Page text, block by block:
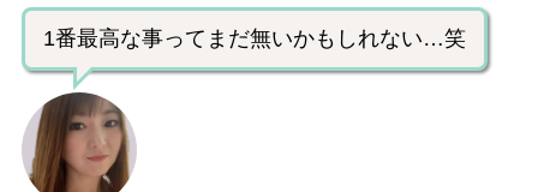
1番最高な事ってまだ無いかもしれない…笑